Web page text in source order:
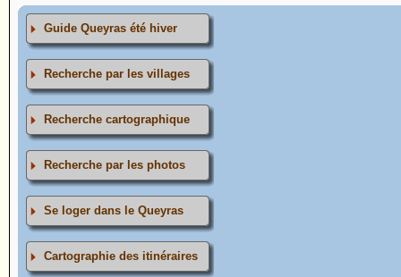
Guide Queyras été hiver
Recherche par les villages
Recherche cartographique
Recherche par les photos
Se loger dans le Queyras
Cartographie des itinéraires